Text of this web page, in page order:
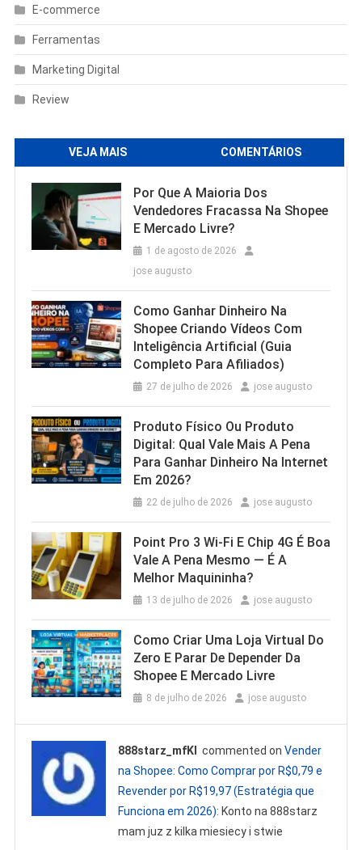
E-commerce
Ferramentas
Marketing Digital
Review
VEJA MAIS COMENTÁRIOS
Por Que A Maioria Dos
Vendedores Fracassa Na Shopee
E Mercado Livre?
1 de agosto de 2026
jose augusto
Como Ganhar Dinheiro Na
Shopee Criando Vídeos Com
Inteligência Artificial (Guia
Completo Para Afiliados)
27 de julho de 2026 jose augusto
Produto Físico Ou Produto
Digital: Qual Vale Mais A Pena
Para Ganhar Dinheiro Na Internet
Em 2026?
22 de julho de 2026 jose augusto
Point Pro 3 Wi‑Fi E Chip 4G É Boa
Vale A Pena Mesmo — É A
Melhor Maquininha?
13 de julho de 2026 jose augusto
Como Criar Uma Loja Virtual Do
Zero E Parar De Depender Da
Shopee E Mercado Livre
8 de julho de 2026 jose augusto
888starz_mfKl commented onVender
na Shopee: Como Comprar por R$0,79 e
Revender por R$19,97 (Estratégia que
Funciona em 2026): Konto na 888starz
mam juz z kilka miesiecy i stwie